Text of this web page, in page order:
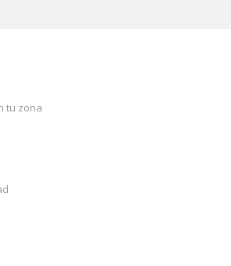
tu zona